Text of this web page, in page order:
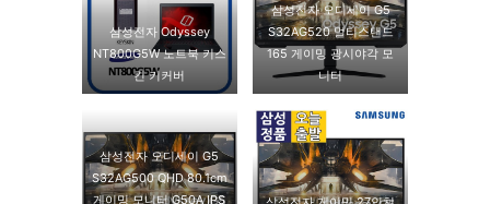
삼성전자 Odyssey
NT800G5W 노트북 키스
킨 키커버
삼성전자 오디세이 G5
S32AG520 멀티스탠드
165 게이밍 광시야각 모
니터
삼성전자 오디세이 G5
S32AG500 QHD 80.1cm
게이밍 모니터 G50A IPS